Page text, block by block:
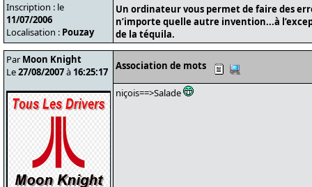
Inscription : le
11/07/2006
Localisation : Pouzay
Un ordinateur vous permet de faire des
n’importe quelle autre invention...à
de la téquila.
Par Moon Knight
Le27/08/2007à 16:25:17 Association de mots
niçois==>Salade